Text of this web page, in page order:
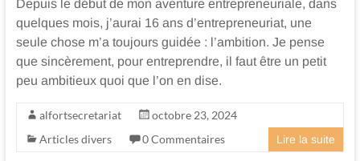
Depuis le début de mon aventure entrepreneuriale, dans
quelques mois, j’aurai 16 ans d’entrepreneuriat, une
seule chose m’a toujours guidée : l’ambition. Je pense
que sincèrement, pour entreprendre, il faut être un petit
peu ambitieux quoi que l’on en dise.
alfortsecretariat
octobre 23, 2024
Articles divers
0 Commentaires Lire la suite